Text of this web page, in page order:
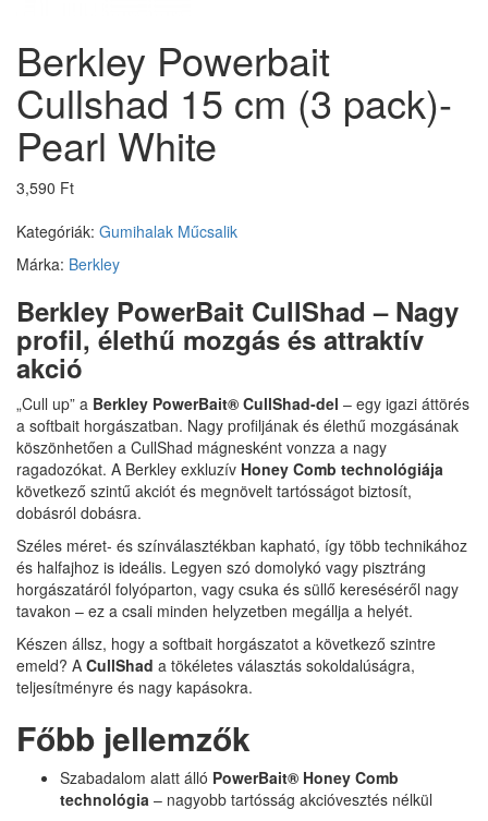
Berkley Powerbait
Cullshad 15 cm (3 pack)-
Pearl White
3,590 Ft
Kategóriák: Gumihalak Műcsalik
Márka: Berkley
Berkley PowerBait CullShad – Nagy
profil, élethű mozgás és attraktív
akció
„Cull up” a Berkley PowerBait® CullShad-del – egy igazi áttörés
a softbait horgászatban. Nagy profiljának és élethű mozgásának
köszönhetően a CullShad mágnesként vonzza a nagy
ragadozókat. A Berkley exkluzív Honey Comb technológiája
következő szintű akciót és megnövelt tartósságot biztosít,
dobásról dobásra.
Széles méret- és színválasztékban kapható, így több technikához
és halfajhoz is ideális. Legyen szó domolykó vagy pisztráng
horgászatáról folyóparton, vagy csuka és süllő kereséséről nagy
tavakon – ez a csali minden helyzetben megállja a helyét.
Készen állsz, hogy a softbait horgászatot a következő szintre
emeld? A CullShad a tökéletes választás sokoldalúságra,
teljesítményre és nagy kapásokra.
Főbb jellemzők
Szabadalom alatt álló PowerBait® Honey Comb
technológia – nagyobb tartósság akcióvesztés nélkül